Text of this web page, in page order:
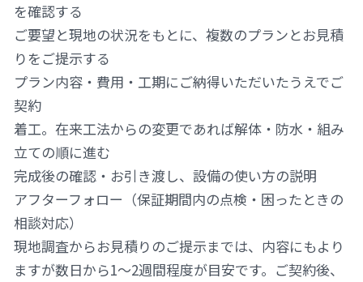
を確認する
ご要望と現地の状況をもとに、複数のプランとお見積
りをご提示する
プラン内容・費用・工期にご納得いただいたうえでご
契約
着工。在来工法からの変更であれば解体・防水・組み
立ての順に進む
完成後の確認・お引き渡し、設備の使い方の説明
アフターフォロー（保証期間内の点検・困ったときの
相談対応）
現地調査からお見積りのご提示までは、内容にもより
ますが数日から1〜2週間程度が目安です。ご契約後、